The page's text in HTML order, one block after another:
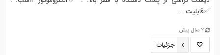
✅قابلیت ...
2 سال پیش
جزئیات